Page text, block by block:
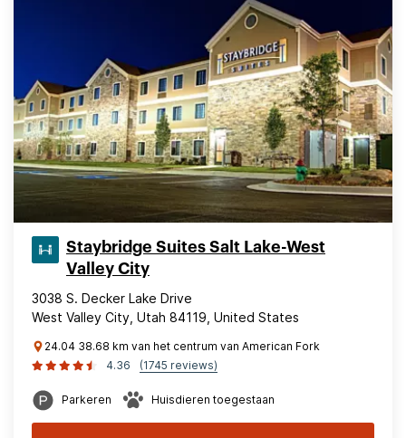
Staybridge Suites Salt Lake-West
Valley City
3038 S. Decker Lake Drive
West Valley City, Utah 84119, United States
24.04 38.68 km van het centrum van American Fork
4.36
(1745 reviews)
Parkeren Huisdieren toegestaan